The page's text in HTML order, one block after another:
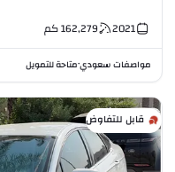
2021
162,279كم
مواصفات سعودي•متاحة للتمويل
قابل للتفاوض